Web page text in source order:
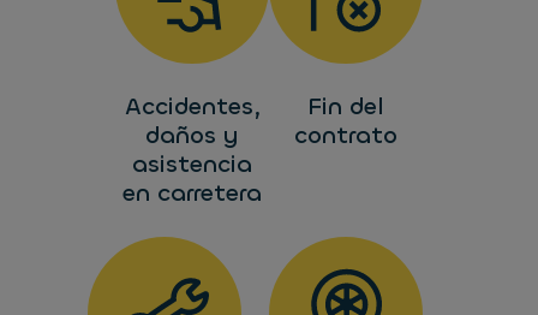
Accidentes,
daños y
asistencia
en carretera
Fin del
contrato